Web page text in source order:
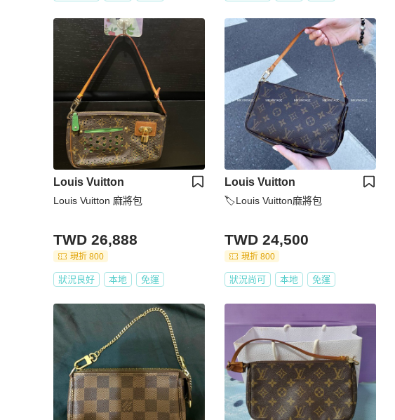
Louis Vuitton
Louis Vuitton 麻將包
TWD 26,888
現折 800
狀況良好 本地 免運
Louis Vuitton
🏷Louis Vuitton麻將包
TWD 24,500
現折 800
狀況尚可 本地 免運